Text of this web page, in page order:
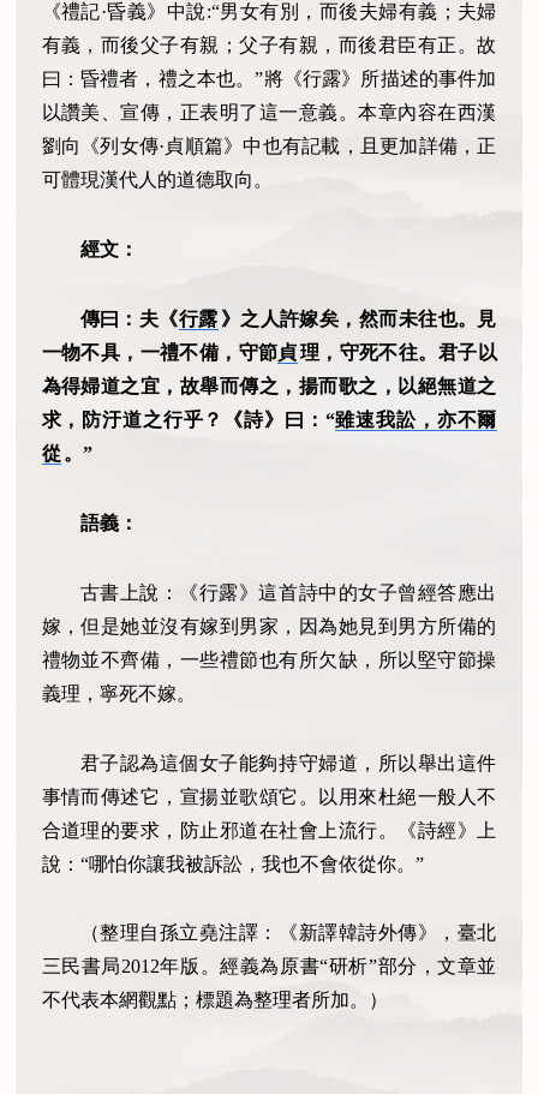
《禮記·昏義》中說:“男女有別，而後夫婦有義；夫婦
有義，而後父子有親；父子有親，而後君臣有正。故
曰：昏禮者，禮之本也。”將《行露》所描述的事件加
以讚美、宣傳，正表明了這一意義。本章內容在西漢
劉向《列女傳·貞順篇》中也有記載，且更加詳備，正
可體現漢代人的道德取向。
經文：
傳曰：夫《行露 》之人許嫁矣，然而未往也。見
一物不具，一禮不備，守節貞理，守死不往。君子以
為得婦道之宜，故舉而傳之，揚而歌之，以絕無道之
求，防汙道之行乎？《詩》曰：“雖速我訟，亦不爾
從 。”
語義：
古書上說：《行露》這首詩中的女子曾經答應出
嫁，但是她並沒有嫁到男家，因為她見到男方所備的
禮物並不齊備，一些禮節也有所欠缺，所以堅守節操
義理，寧死不嫁。
君子認為這個女子能夠持守婦道，所以舉出這件
事情而傳述它，宣揚並歌頌它。以用來杜絕一般人不
合道理的要求，防止邪道在社會上流行。《詩經》上
說：“哪怕你讓我被訴訟，我也不會依從你。”
（整理自孫立堯注譯：《新譯韓詩外傳》，臺北
三民書局2012年版。經義為原書“研析”部分，文章並
不代表本網觀點；標題為整理者所加。）